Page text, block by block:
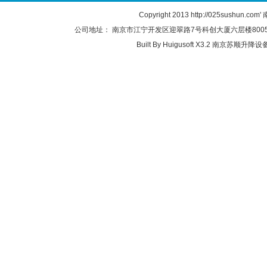
Copyright 2013 http://025sushun.com'
公司地址： 南京市江宁开发区迎翠路7号科创大厦六层楼
Built By Huigusoft X3.2 南京苏顺升降设